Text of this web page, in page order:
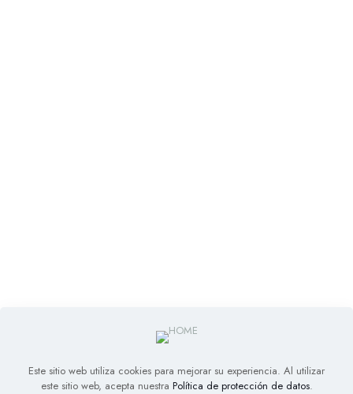
Este sitio web utiliza cookies para mejorar su experiencia. Al utilizar
este sitio web, acepta nuestra Política de protección de datos.